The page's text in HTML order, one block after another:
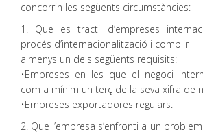
concorrin les següents circumstàncies:
1. Que es tracti d’empreses
procés d’internacionalització i complir
almenys un dels següents requisits:
•Empreses en les que el negoci
com a mínim un terç de la seva xifra de
•Empreses exportadores regulars.
2. Que l’empresa s’enfronti a un